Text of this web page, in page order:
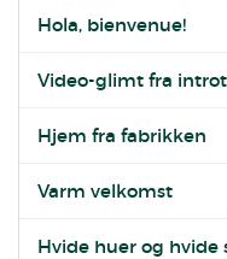
Hola, bienvenue!
Video-glimt fra
Hjem fra fabrikken
Varm velkomst
Hvide huer og hvide